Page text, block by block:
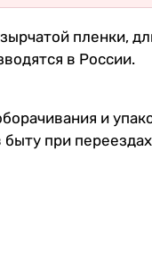
пленки,
в России.
и
быту при